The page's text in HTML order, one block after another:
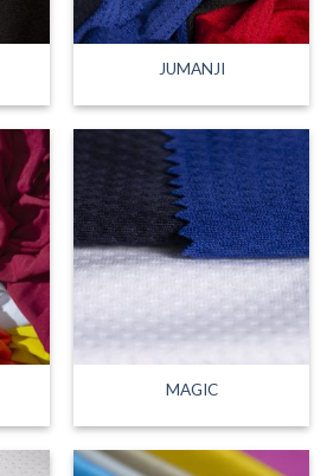
JUMANJI
MAGIC